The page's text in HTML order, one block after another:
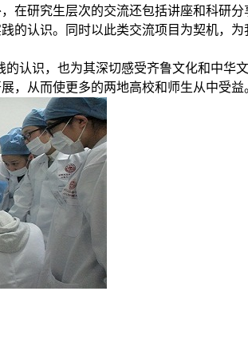
在研究生层次的交流还包括讲座和科研
的认识。同时以此类交流项目为契机，
认识，也为其深切感受齐鲁文化和中华
，从而使更多的两地高校和师生从中受益